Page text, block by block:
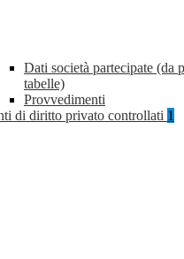
Dati società partecipate (da
tabelle)
Provvedimenti
di diritto privato controllati 1